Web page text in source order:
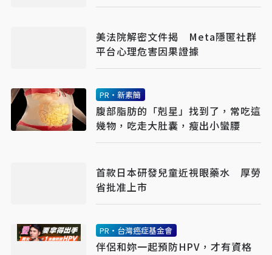
美法院解密文件揭 Meta隱匿社群
平台心理危害因果證據
PR・新素簡
腹部脂肪的「剋星」找到了，常吃這
幾物，吃走大肚囊，瘦出小蠻腰
首款日本研發兒童近視眼藥水 厚勞
省批准上市
PR・台灣癌症基金會
伴侶和妳一起預防HPV，才有資格